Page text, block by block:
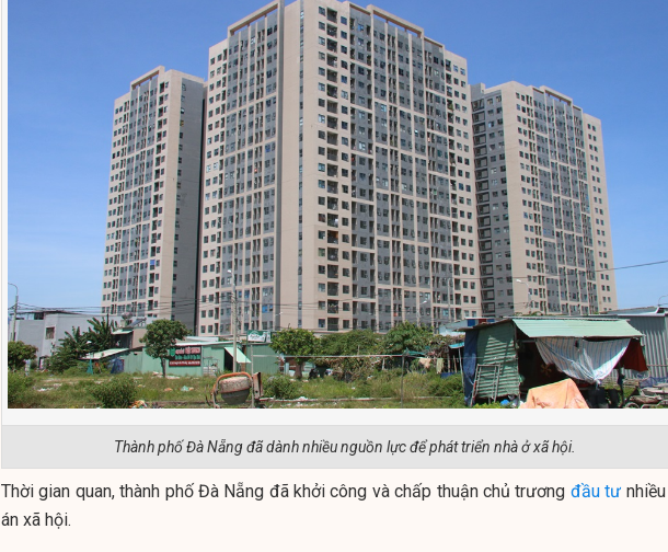
Thành phố Đà Nẵng đã dành nhiều nguồn lực để phát triển nhà ở xã hội.
Thời gian quan, thành phố Đà Nẵng đã khởi công và chấp thuận chủ trương đầu tư
án xã hội.